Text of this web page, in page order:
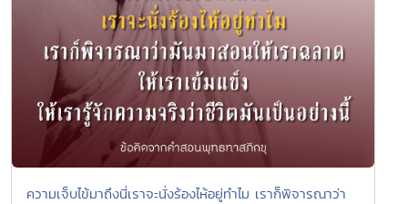
ความเจ็บไข้มาถึงนี่เราจะนั่งร้องไห้อยู่ทำไม เราก็พิจารณาว่า